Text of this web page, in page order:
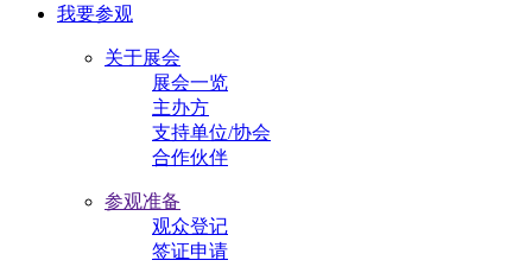
我要参观
关于展会
展会一览
主办方
支持单位/协会
合作伙伴
参观准备
观众登记
签证申请